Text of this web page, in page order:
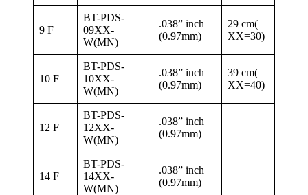
9 F
BT-PDS-
09XX-
W(MN)
.038” inch
(0.97mm)
29 cm(
XX=30)
10 F
BT-PDS-
10XX-
W(MN)
.038” inch
(0.97mm)
39 cm(
XX=40)
12 F
BT-PDS-
12XX-
W(MN)
.038” inch
(0.97mm)
14 F
BT-PDS-
14XX-
W(MN)
.038” inch
(0.97mm)